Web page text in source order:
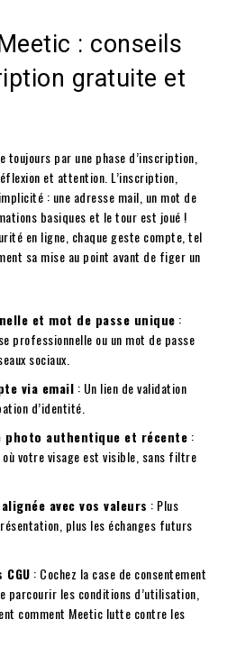
: conseils
gratuite et
toujours par une phase d’inscription,
et attention. L’inscription,
: une adresse mail, un mot de
basiques et le tour est joué !
en ligne, chaque geste compte, tel
sa mise au point avant de figer un
et mot de passe unique :
professionnelle ou un mot de passe
sociaux.
via email : Un lien de validation
d’identité.
photo authentique et récente :
votre visage est visible, sans filtre
avec vos valeurs : Plus
plus les échanges futurs
: Cochez la case de consentement
parcourir les conditions d’utilisation,
comment Meetic lutte contre les